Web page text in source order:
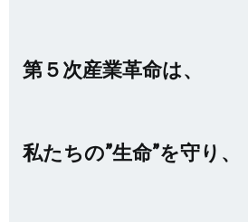
第５次産業革命は、
私たちの”生命”を守り、